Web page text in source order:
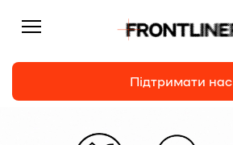
Підтримати нас